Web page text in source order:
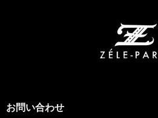
お問い合わせ